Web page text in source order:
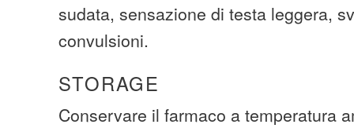
sudata, sensazione di testa leggera,
convulsioni.
STORAGE
Conservare il farmaco a temperatura